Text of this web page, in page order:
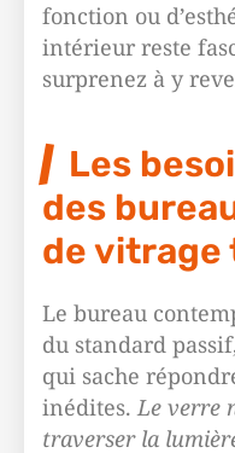
fonction ou
intérieur reste
surprenez à y
Les
des
de vitrage
Le bureau
du standard
qui sache
inédites.Le verre
traverser la